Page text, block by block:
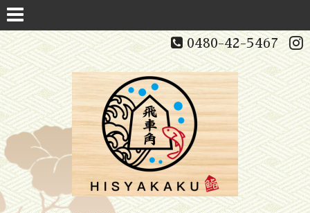
0480-42-5467